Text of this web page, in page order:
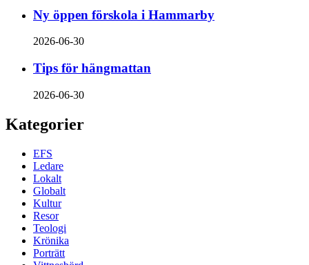
Ny öppen förskola i Hammarby
2026-06-30
Tips för hängmattan
2026-06-30
Kategorier
EFS
Ledare
Lokalt
Globalt
Kultur
Resor
Teologi
Krönika
Porträtt